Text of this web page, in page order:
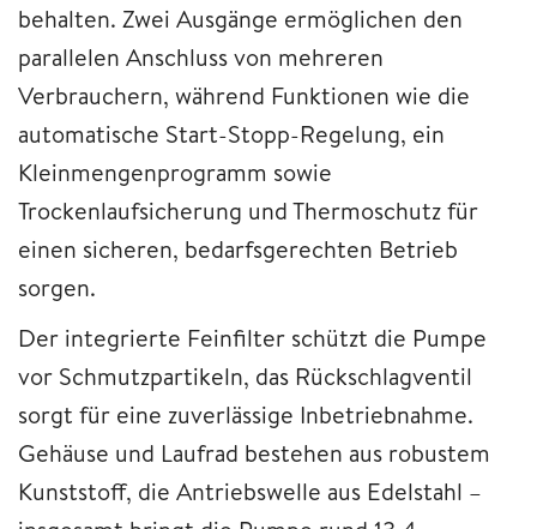
behalten. Zwei Ausgänge ermöglichen den
parallelen Anschluss von mehreren
Verbrauchern, während Funktionen wie die
automatische Start-Stopp-Regelung, ein
Kleinmengenprogramm sowie
Trockenlaufsicherung und Thermoschutz für
einen sicheren, bedarfsgerechten Betrieb
sorgen.
Der integrierte Feinfilter schützt die Pumpe
vor Schmutzpartikeln, das Rückschlagventil
sorgt für eine zuverlässige Inbetriebnahme.
Gehäuse und Laufrad bestehen aus robustem
Kunststoff, die Antriebswelle aus Edelstahl –